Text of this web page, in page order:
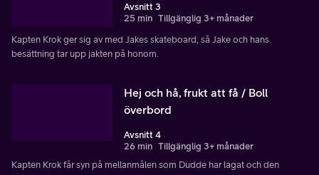
Avsnitt 3
25 min Tillgänglig 3+ månader
Kapten Krok ger sig av med Jakes skateboard, så Jake och hans
besättning tar upp jakten på honom.
Hej och hå, frukt att få / Boll
överbord
Avsnitt 4
26 min Tillgänglig 3+ månader
Kapten Krok får syn på mellanmålen som Dudde har lagat och den